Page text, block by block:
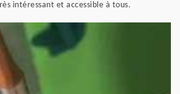
intéressant et accessible à tous.